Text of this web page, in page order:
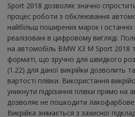
Sport 2018 дозволяє значно
процес роботи з обклеювання
найбільш поширених марок і
реалізовані в цифровому вигляді.
на автомобіль BMW X3 M Sport
форматі, що зручно для швидкого
(1.22) для даної викрійки дозволить
вартості плівки. Використання
уникнути підрізання плівки прямо на
дозволяє не пошкодити
Викрійка знімається з захисної